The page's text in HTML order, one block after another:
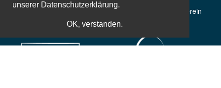
unserer Datenschutzerklärung.
OK, verstanden.
Gemeinnütziger Verein